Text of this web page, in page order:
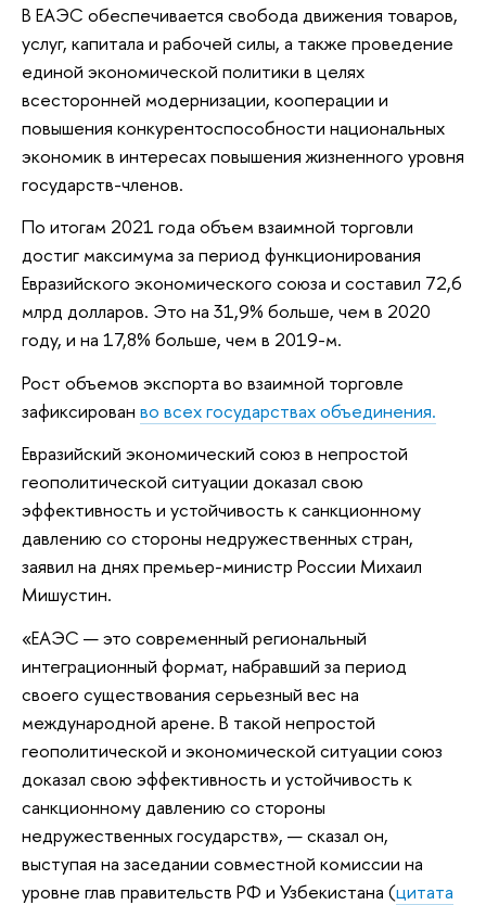
В ЕАЭС обеспечивается свобода движения товаров,
услуг, капитала и рабочей силы, а также проведение
единой экономической политики в целях
всесторонней модернизации, кооперации и
повышения конкурентоспособности национальных
экономик в интересах повышения жизненного уровня
государств-членов.
По итогам 2021 года объем взаимной торговли
достиг максимума за период функционирования
Евразийского экономического союза и составил 72,6
млрд долларов. Это на 31,9% больше, чем в 2020
году, и на 17,8% больше, чем в 2019-м.
Рост объемов экспорта во взаимной торговле
зафиксирован во всех государствах объединения.
Евразийский экономический союз в непростой
геополитической ситуации доказал свою
эффективность и устойчивость к санкционному
давлению со стороны недружественных стран,
заявил на днях премьер-министр России Михаил
Мишустин.
«ЕАЭС — это современный региональный
интеграционный формат, набравший за период
своего существования серьезный вес на
международной арене. В такой непростой
геополитической и экономической ситуации союз
доказал свою эффективность и устойчивость к
санкционному давлению со стороны
недружественных государств», — сказал он,
выступая на заседании совместной комиссии на
уровне глав правительств РФ и Узбекистана (цитата